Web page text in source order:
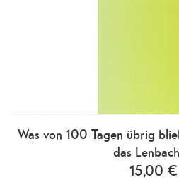
Was von 100 Tagen übrig
das
15,00